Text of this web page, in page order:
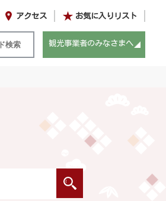
アクセス お気に入りリスト
観光事業者のみなさまへ